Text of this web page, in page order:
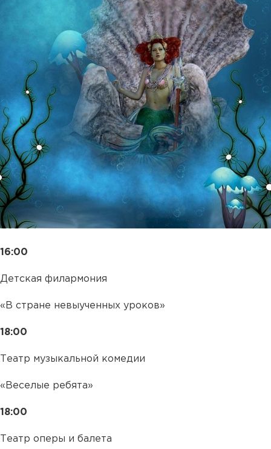
16:00
Детская филармония
«В стране невыученных уроков»
18:00
Театр музыкальной комедии
«Веселые ребята»
18:00
Театр оперы и балета